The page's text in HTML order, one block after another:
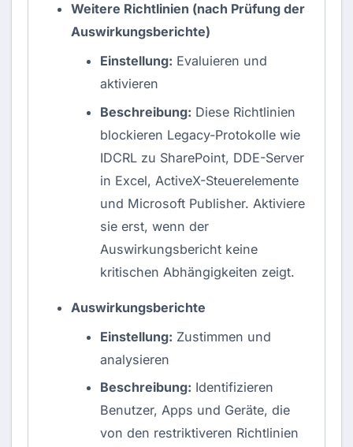
Weitere Richtlinien (nach Prüfung der
Auswirkungsberichte)
Einstellung: Evaluieren und
aktivieren
Beschreibung: Diese Richtlinien
blockieren Legacy-Protokolle wie
IDCRL zu SharePoint, DDE-Server
in Excel, ActiveX-Steuerelemente
und Microsoft Publisher. Aktiviere
sie erst, wenn der
Auswirkungsbericht keine
kritischen Abhängigkeiten zeigt.
Auswirkungsberichte
Einstellung: Zustimmen und
analysieren
Beschreibung: Identifizieren
Benutzer, Apps und Geräte, die
von den restriktiveren Richtlinien